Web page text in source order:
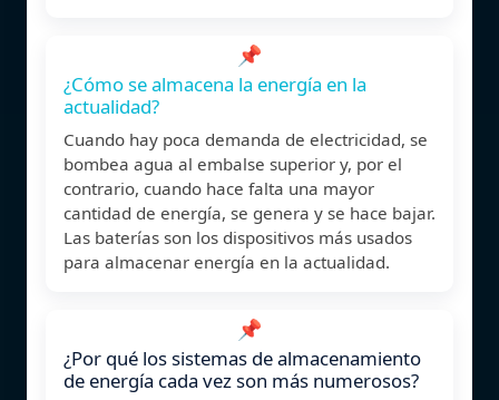
📌
¿Cómo se almacena la energía en la
actualidad?
Cuando hay poca demanda de electricidad, se
bombea agua al embalse superior y, por el
contrario, cuando hace falta una mayor
cantidad de energía, se genera y se hace bajar.
Las baterías son los dispositivos más usados
para almacenar energía en la actualidad.
📌
¿Por qué los sistemas de almacenamiento
de energía cada vez son más numerosos?